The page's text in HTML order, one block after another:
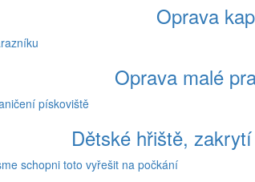
Oprava
Oprava malé
Dětské hřiště,